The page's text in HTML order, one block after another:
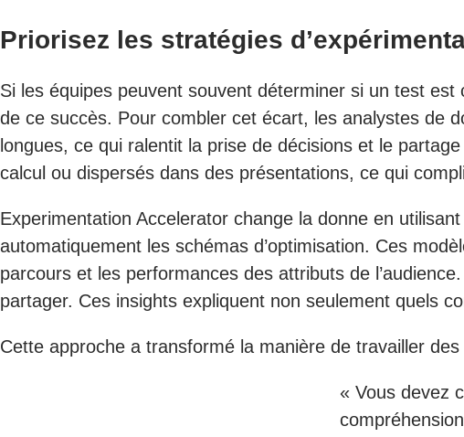
Priorisez les stratégies
Si les équipes peuvent souvent déterminer si un test
de ce succès. Pour combler cet écart, les analystes de
longues, ce qui ralentit la prise de décisions et le
calcul ou dispersés dans des présentations, ce qui
Experimentation Accelerator change la donne en
automatiquement les schémas d’optimisation. Ces
parcours et les performances des attributs de
partager. Ces insights expliquent non seulement quels
Cette approche a transformé la manière de travailler
« Vous devez